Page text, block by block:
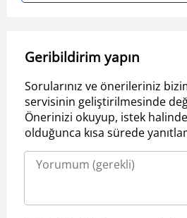
Geribildirim yapın
Sorularınız ve önerileriniz
servisinin geliştirilmesinde
Önerinizi okuyup, istek
olduğunca kısa sürede